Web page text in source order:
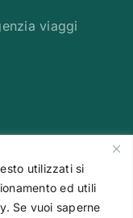
utilizzati si
ed utili
Se vuoi saperne
viaggi